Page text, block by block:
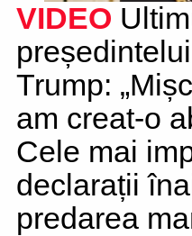
VIDEO
Trump:
am creat-o
Cele mai
declarații
predarea